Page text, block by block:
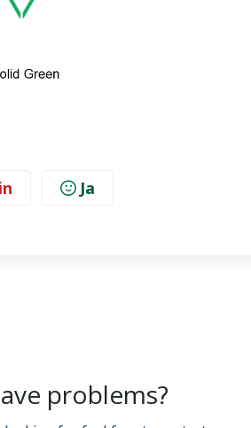
Ja
problems?